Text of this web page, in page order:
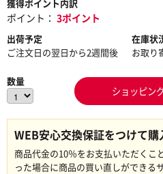
獲得ポイント内訳
ポイント： 3ポイント
出荷予定
ご注文日の翌日から2週間後
在庫状
お取り
数量
ショッピン
WEB安心交換保証をつけて購
商品代金の10％をお支払いただくこ
った場合に商品の買い直しができる